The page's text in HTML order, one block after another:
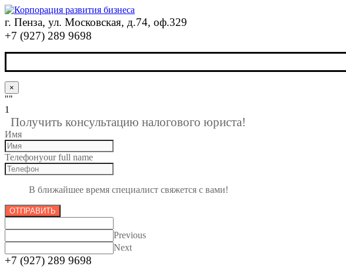
г. Пенза, ул. Московская, д.74, оф.329
+7 (927) 289 9698
×
""
1
Получить консультацию налогового юриста!
Имя
Телефонyour full name
В ближайшее время специалист свяжется с вами!
ОТПРАВИТЬ
Previous
Next
+7 (927) 289 9698